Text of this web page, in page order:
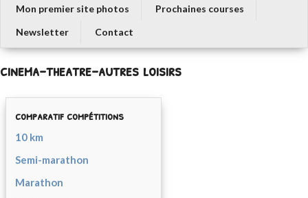
Mon premier site photos
Prochaines courses
Newsletter
Contact
cinema-theatre-autres loisirs
comparatif compétitions
10 km
Semi-marathon
Marathon